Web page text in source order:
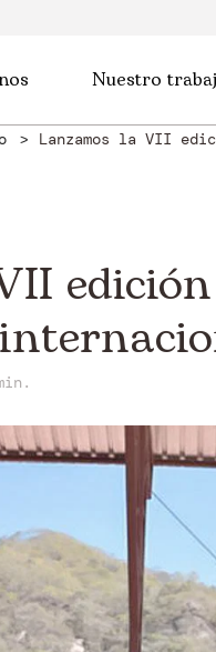
Nuestro
Lanzamos la VII